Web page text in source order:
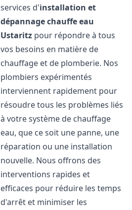
services d'installation et
dépannage chauffe eau
Ustaritz pour répondre à tous
vos besoins en matière de
chauffage et de plomberie. Nos
plombiers expérimentés
interviennent rapidement pour
résoudre tous les problèmes liés
à votre système de chauffage
eau, que ce soit une panne, une
réparation ou une installation
nouvelle. Nous offrons des
interventions rapides et
efficaces pour réduire les temps
d'arrêt et minimiser les